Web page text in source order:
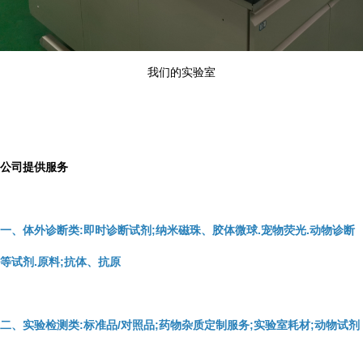
我们的实验室
公司提供服务
一、体外诊断类:即时诊断试剂;纳米磁珠、胶体微球.宠物荧光.动物诊断
等试剂.原料;抗体、抗原
二、实验检测类:标准品/对照品;药物杂质定制服务;实验室耗材;动物试剂